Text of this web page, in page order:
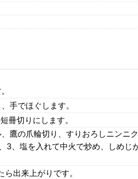
手でほぐします。
冊切りにします。
鷹の爪輪切り、すりおろしニンニ
3、塩を入れて中火で炒め、しめじ
出来上がりです。